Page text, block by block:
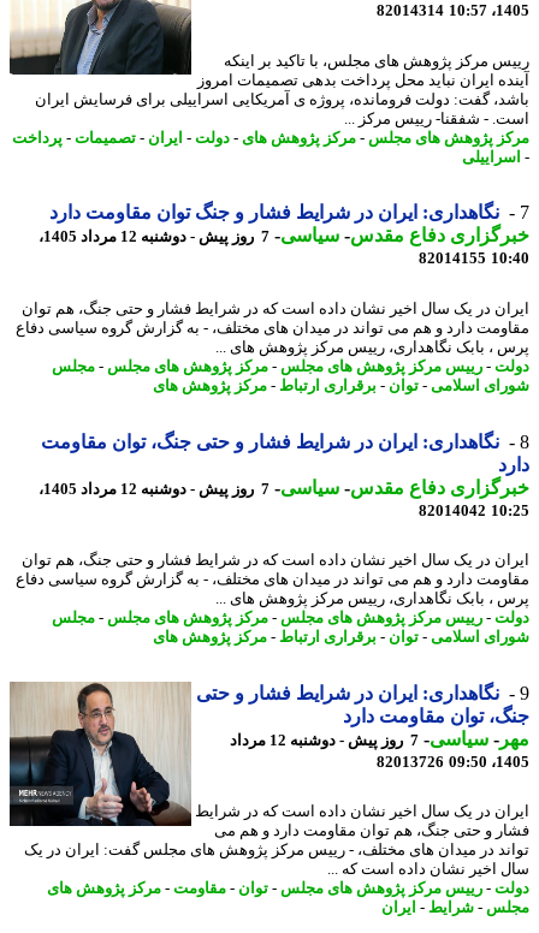
82014314
مرکز پژوهش های مجلس، با تاکید بر اینکه
ایران نباید محل پرداخت بدهی تصمیمات امروز
گفت: دولت فرومانده، پروژه ی آمریکایی اسراییلی برای فرسایش ایران
- شفقنا- رییس مرکز ...
پژوهش های مجلس-مرکز پژوهش های -دولت-ایران - تصمیمات-پرداخت
نگاهداری: ایران در شرایط فشار و جنگ توان مقاومت دارد
دفاع مقدس-سیاسی-
7 روز پیش - دوشنبه 12 مرداد 1405،
82014155
در یک سال اخیر نشان داده است که در شرایط فشار و حتی جنگ، هم توان
دارد و هم می تواند در میدان های مختلف، - به گزارش گروه سیاسی دفاع
، بابک نگاهداری، رییس مرکز پژوهش های ...
-رییس مرکز پژوهش های مجلس-مرکز پژوهش های مجلس-مجلس
اسلامی-توان- برقراری ارتباط -مرکز پژوهش های
نگاهداری: ایران در شرایط فشار و حتی جنگ، توان مقاومت
دفاع مقدس-سیاسی-
7 روز پیش - دوشنبه 12 مرداد 1405،
82014042
در یک سال اخیر نشان داده است که در شرایط فشار و حتی جنگ، هم توان
دارد و هم می تواند در میدان های مختلف، - به گزارش گروه سیاسی دفاع
، بابک نگاهداری، رییس مرکز پژوهش های ...
-رییس مرکز پژوهش های مجلس-مرکز پژوهش های مجلس-مجلس
اسلامی-توان- برقراری ارتباط -مرکز پژوهش های
نگاهداری: ایران در شرایط فشار و حتی
توان مقاومت دارد
-سیاسی-
7 روز پیش - دوشنبه 12 مرداد
82013726
در یک سال اخیر نشان داده است که در شرایط
و حتی جنگ، هم توان مقاومت دارد و هم می
در میدان های مختلف، - رییس مرکز پژوهش های مجلس گفت: ایران در یک
اخیر نشان داده است که ...
-رییس مرکز پژوهش های مجلس-توان- مقاومت-مرکز پژوهش های
-شرایط -ایران